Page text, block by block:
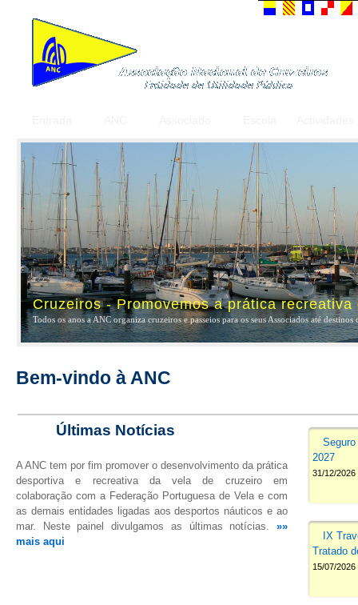
Cruzeiros - Promovemos a prática
Todos os anos a ANC organiza cruzeiros e passeios para os seus Associados até
Bem-vindo à ANC
Últimas Notícias
A ANC tem por fim promover o desenvolvimento da prática
desportiva e recreativa da vela de cruzeiro em
colaboração com a Federação Portuguesa de Vela e com
as demais entidades ligadas aos desportos náuticos e ao
mar. Neste painel divulgamos as últimas notícias. »»
mais aqui
Seguro
2027
31/12/2026
IX
Tratado
15/07/2026